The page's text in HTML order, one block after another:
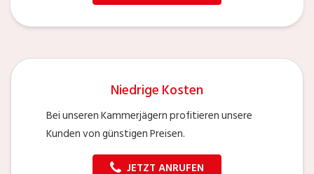
Niedrige Kosten
Bei unseren Kammerjägern profitieren unsere
Kunden von günstigen Preisen.
JETZT ANRUFEN